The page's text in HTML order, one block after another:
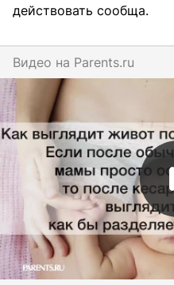
действовать сообща.
Видео на parents.ru